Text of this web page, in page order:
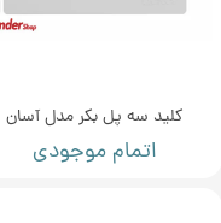
کلید سه پل بکر مدل آسان
اتمام موجودی